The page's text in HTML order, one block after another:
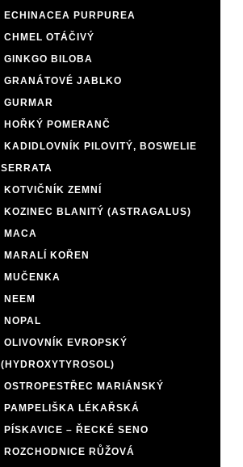
ECHINACEA PURPUREA
CHMEL OTÁČIVÝ
GINKGO BILOBA
GRANÁTOVÉ JABLKO
GURMAR
HOŘKÝ POMERANČ
KADIDLOVNÍK PILOVITÝ, BOSWELIE
SERRATA
KOTVIČNÍK ZEMNÍ
KOZINEC BLANITÝ (ASTRAGALUS)
MACA
MARALÍ KOŘEN
MUČENKA
NEEM
NOPAL
OLIVOVNÍK EVROPSKÝ
(HYDROXYTYROSOL)
OSTROPESTŘEC MARIÁNSKÝ
PAMPELIŠKA LÉKAŘSKÁ
PÍSKAVICE – ŘECKÉ SENO
ROZCHODNICE RŮŽOVÁ